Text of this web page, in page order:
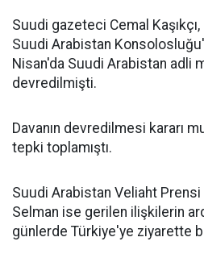
Suudi gazeteci Cemal
Suudi Arabistan
Nisan'da Suudi Arabistan adli
devredilmişti.
Davanın devredilmesi kararı
tepki toplamıştı.
Suudi Arabistan Veliaht
Selman ise gerilen ilişkilerin
günlerde Türkiye'ye ziyarette